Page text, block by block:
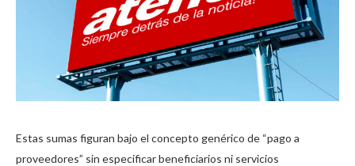
Estas sumas figuran bajo el concepto genérico de “pago a
proveedores” sin especificar beneficiarios ni servicios